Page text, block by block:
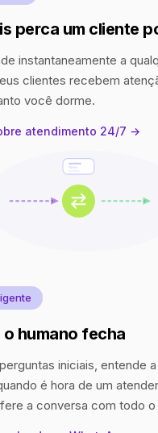
perca um cliente
instantaneamente a
clientes recebem
você dorme.
atendimento 24/7 →
humano fecha
iniciais, entende
é hora de um
a conversa com todo